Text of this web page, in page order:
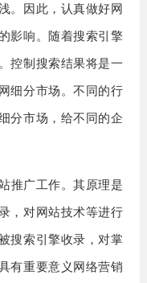
。因此，认真做好网
影响。随着搜索引擎
控制搜索结果将是一
细分市场。不同的行
分市场，给不同的企
推广工作。其原理是
，对网站技术等进行
搜索引擎收录，对掌
有重要意义网络营销